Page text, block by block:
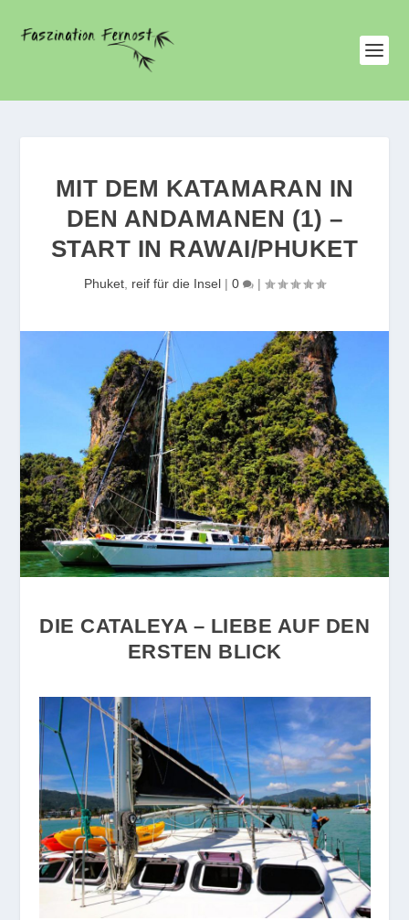
MIT DEM KATAMARAN IN
DEN ANDAMANEN (1) –
START IN RAWAI/PHUKET
Phuket reif für die Insel | 0 |
DIE CATALEYA – LIEBE AUF DEN
ERSTEN BLICK